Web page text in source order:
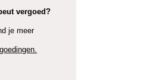
vergoed?
je meer